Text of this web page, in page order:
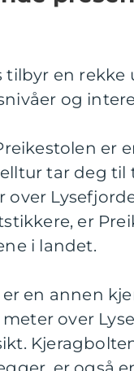
tilbyr en rekke
og
er
tar deg
over
er
i landet.
er en annen
meter over